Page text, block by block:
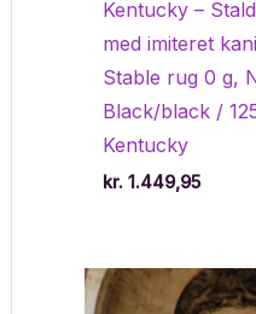
Kentucky –
med imiteret
Stable rug 0 g,
Black/black /
Kentucky
kr. 1.449,95